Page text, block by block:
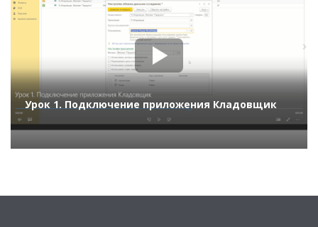
Урок 1. Подключение приложения Кладовщик